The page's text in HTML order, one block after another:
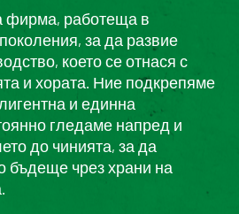
фирма, работеща в
за да развие
което се отнася с
и хората. Ние подкрепяме
и единна
гледаме напред и
до чинията, за да
бъдеще чрез храни на